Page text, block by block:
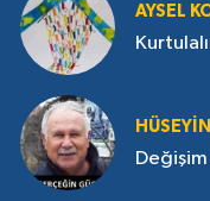
AYSEL
Değişim